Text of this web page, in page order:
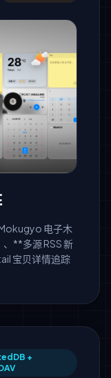
电子木
**多源 RSS 新
宝贝详情追踪
+